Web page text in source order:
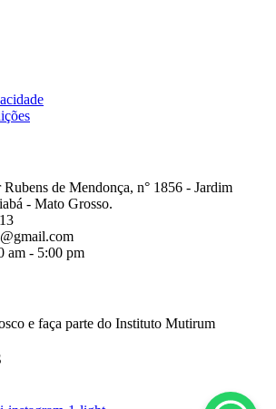
de Mendonça, n° 1856 - Jardim
- Mato Grosso.
am - 5:00 pm
e faça parte do Instituto Mutirum